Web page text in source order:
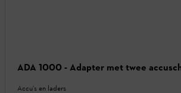
ADA 1000 - Adapter met twee
Accu's en laders